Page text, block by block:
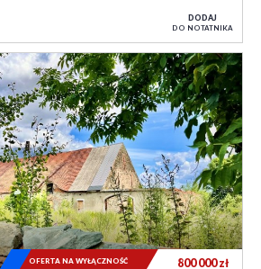
DODAJ
DO NOTATNIKA
800 000zł
OFERTA NA WYŁĄCZNOŚĆ